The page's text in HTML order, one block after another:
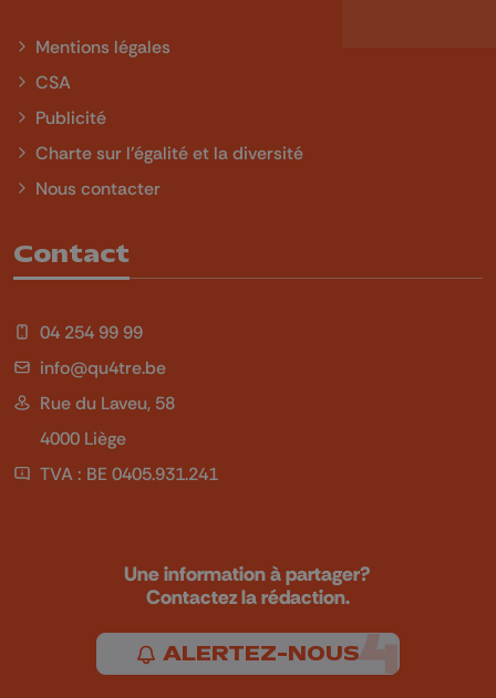
Mentions légales
CSA
Publicité
Charte sur l'égalité et la diversité
Nous contacter
Contact
04 254 99 99
info@qu4tre.be
Rue du Laveu, 58
4000 Liège
TVA : BE 0405.931.241
Une information à partager?
Contactez la rédaction.
ALERTEZ-NOUS